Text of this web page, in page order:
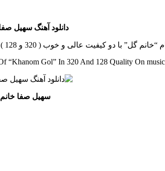
دانلود آهنگ سهیل
320 و 128 ) همراه با متن ترانه بصورت رایگان و لینک مستقیم از رسانه موزیک خوب
“Khanom Gol” In 320 And 128 Quality On
سهیل صفا